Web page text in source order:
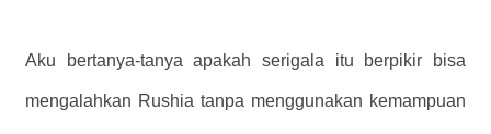
Aku bertanya-tanya apakah serigala itu berpikir bisa
mengalahkan Rushia tanpa menggunakan kemampuan